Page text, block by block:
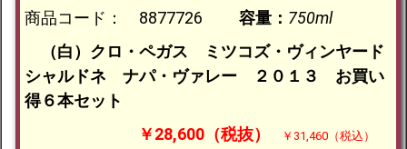
商品コード： 8877726 容量： 750ml
（白）クロ・ペガス ミツコズ・ヴィンヤード
シャルドネ ナパ・ヴァレー ２０１３ お買い
得６本セット
￥28,600（税抜）
￥31,460（税込）